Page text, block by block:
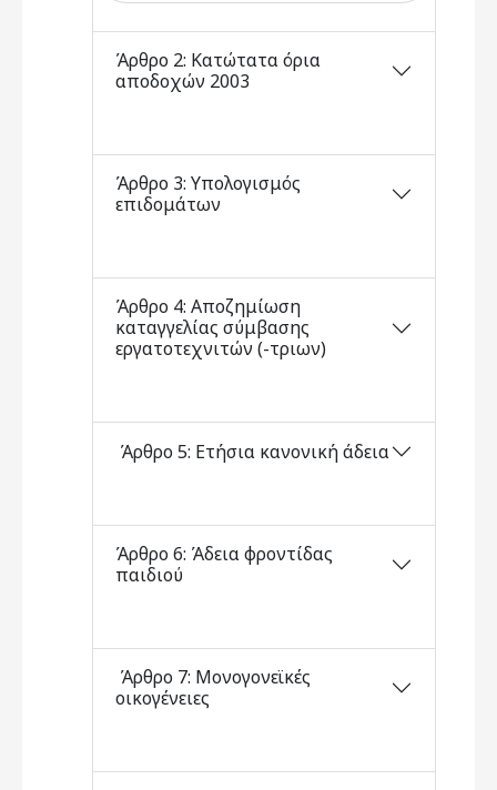
Άρθρο 2: Κατώτατα όρια
αποδοχών 2003
Άρθρο 3: Υπολογισμός
επιδομάτων
Άρθρο 4: Αποζημίωση
καταγγελίας σύμβασης
εργατοτεχνιτών (-τριων)
Άρθρο 5: Ετήσια κανονική άδεια
Άρθρο 6: Άδεια φροντίδας
παιδιού
Άρθρο 7: Μονογονεϊκές
οικογένειες